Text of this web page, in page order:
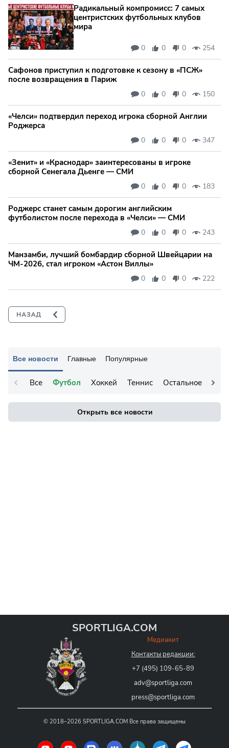
Все новости Главные Популярные
Все Футбол Хоккей Теннис Остальное
Открыть все новости
Радикальный компромисс: 7 самых
центристских футбольных клубов
мира
0 0 0 254
Сафонов приступил к подготовке к сезону в «ПСЖ»
после возвращения в Париж
0 0 0 150
«Челси» подтвердил переход игрока сборной Англии
Роджерса
0 0 0 347
«Зенит» и «Краснодар» заинтересованы в игроке
сборной Сенегала Дьенге — СМИ
0 0 0 183
Роджерс станет самым дорогим английским
футболистом после перехода в «Челси» — СМИ
0 0 0 243
Манзамби, лучший бомбардир сборной Швейцарии на
ЧМ-2026, стал игроком «Астон Виллы»
0 0 0 222
SPORTLIGA.COM
Медиакит
Контакты редакции:
+7 (495) 109-65-89
adv@sportliga.com
press@sportliga.com
© 2018–2026 SPORTLIGA.COM Все права защищены